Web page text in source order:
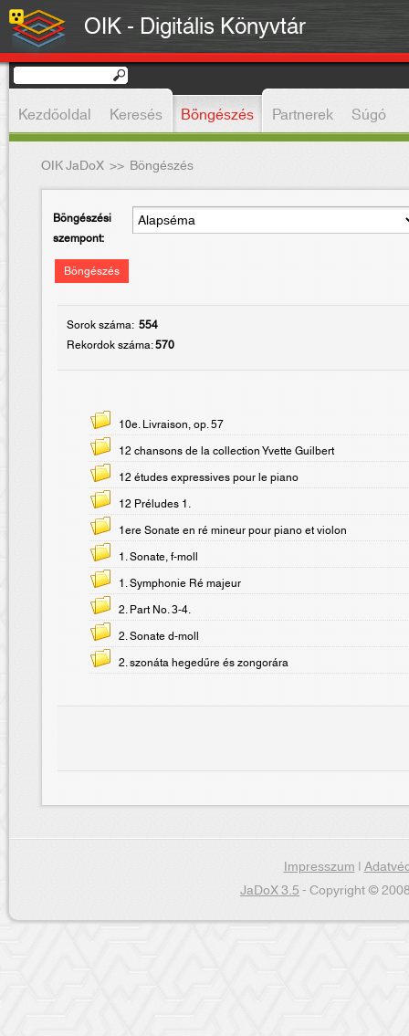
OIK - Digitális Könyvtár
Kezdőoldal Keresés Böngészés Partnerek Súgó
OIK JaDoX >> Böngészés
Böngészési
szempont:
Böngészés
Sorok száma: 554
Rekordok száma:570
10e. Livraison, op. 57
12 chansons de la collection Yvette Guilbert
12 études expressives pour le piano
12 Préludes 1.
1ere Sonate en ré mineur pour piano et violon
1. Sonate, f-moll
1. Symphonie Ré majeur
2. Part No. 3-4.
2. Sonate d-moll
2. szonáta hegedűre és zongorára
Impresszum|
JaDoX 3.5- Copyright ©